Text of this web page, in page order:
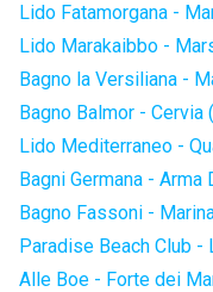
Lido Fatamorgana -
Lido Marakaibbo -
Bagno la Versiliana -
Bagno Balmor - Cervia
Lido Mediterraneo -
Bagni Germana - Arma
Bagno Fassoni -
Paradise Beach Club -
Alle Boe - Forte dei